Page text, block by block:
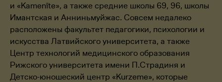
и «Kamenīte», а также средние школы 69, 96, школы
Имантская и Анниньмуйжас. Совсем недалеко
расположены факультет педагогики, психологии и
искусства Латвийского университета, а также
Центр технологий медицинского образования
Рижского университета имени П.Страдиня и
Детско-юношеский центр «Kurzeme», которые